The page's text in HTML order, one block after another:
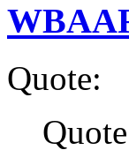
Quote: